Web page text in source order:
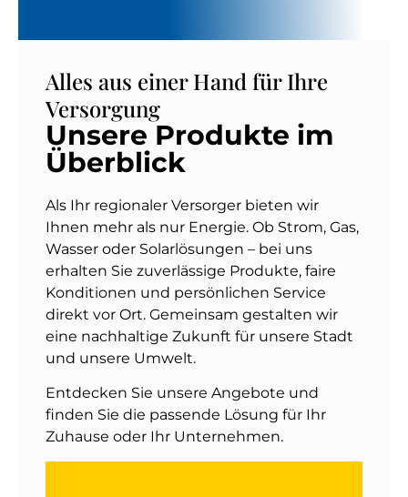
Alles aus einer Hand für Ihre
Versorgung
Unsere Produkte im
Überblick
Als Ihr regionaler Versorger bieten wir
Ihnen mehr als nur Energie. Ob Strom, Gas,
Wasser oder Solarlösungen – bei uns
erhalten Sie zuverlässige Produkte, faire
Konditionen und persönlichen Service
direkt vor Ort. Gemeinsam gestalten wir
eine nachhaltige Zukunft für unsere Stadt
und unsere Umwelt.
Entdecken Sie unsere Angebote und
finden Sie die passende Lösung für Ihr
Zuhause oder Ihr Unternehmen.